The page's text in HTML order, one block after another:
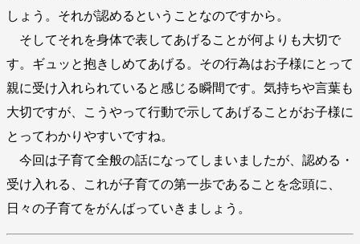
しょう。それが認めるということなのですから。
そしてそれを身体で表してあげることが何よりも大切で
す。ギュッと抱きしめてあげる。その行為はお子様にとって
親に受け入れられていると感じる瞬間です。気持ちや言葉も
大切ですが、こうやって行動で示してあげることがお子様に
とってわかりやすいですね。
今回は子育て全般の話になってしまいましたが、認める・
受け入れる、これが子育ての第一歩であることを念頭に、
日々の子育てをがんばっていきましょう。